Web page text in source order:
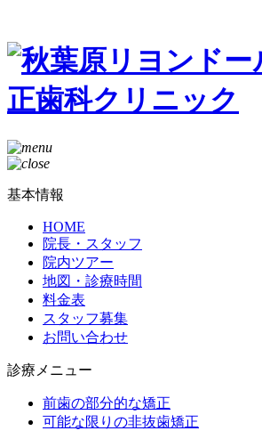
基本情報
HOME
院長・スタッフ
院内ツアー
地図・診療時間
料金表
スタッフ募集
お問い合わせ
診療メニュー
前歯の部分的な矯正
可能な限りの非抜歯矯正